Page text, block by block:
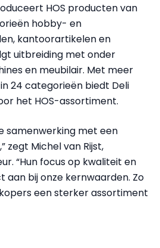
HOS producten van
hobby- en
kantoorartikelen en
uitbreiding met onder
en meubilair. Met meer
24 categorieën biedt Deli
het HOS-assortiment.
samenwerking met een
zegt Michel van Rijst,
“Hun focus op kwaliteit en
aan bij onze kernwaarden. Zo
een sterker assortiment